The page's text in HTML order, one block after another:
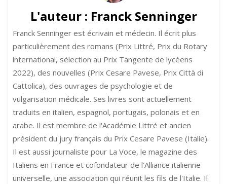
L'auteur : Franck Senninger
Franck Senninger est écrivain et médecin. Il écrit plus
particulièrement des romans (Prix Littré, Prix du Rotary
international, sélection au Prix Tangente de lycéens
2022), des nouvelles (Prix Cesare Pavese, Prix Città di
Cattolica), des ouvrages de psychologie et de
vulgarisation médicale. Ses livres sont actuellement
traduits en italien, espagnol, portugais, polonais et en
arabe. Il est membre de l'Académie Littré et ancien
président du jury français du Prix Cesare Pavese (Italie).
Il est aussi journaliste pour La Voce, le magazine des
Italiens en France et cofondateur de l'Alliance italienne
universelle, une association qui réunit les fils de l'Italie. Il